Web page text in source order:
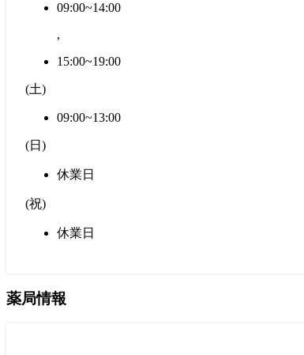
09:00~14:00
,
15:00~19:00
(土)
09:00~13:00
(日 )
休業日
(祝)
休業日
薬局情報